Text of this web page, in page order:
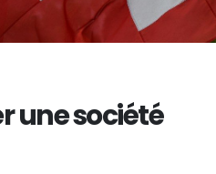
une société